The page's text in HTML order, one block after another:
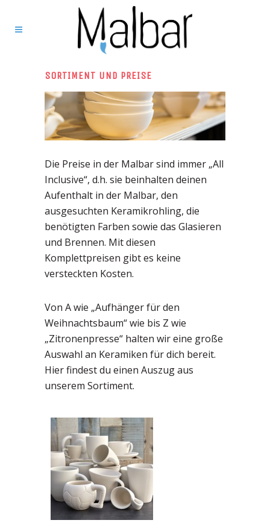
SORTIMENT UND PREISE
Die Preise in der Malbar sind immer „All
Inclusive“, d.h. sie beinhalten deinen
Aufenthalt in der Malbar, den
ausgesuchten Keramikrohling, die
benötigten Farben sowie das Glasieren
und Brennen. Mit diesen
Komplettpreisen gibt es keine
versteckten Kosten.
Von A wie „Aufhänger für den
Weihnachtsbaum“ wie bis Z wie
„Zitronenpresse“ halten wir eine große
Auswahl an Keramiken für dich bereit.
Hier findest du einen Auszug aus
unserem Sortiment.